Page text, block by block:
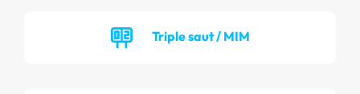
Triple saut / MIM